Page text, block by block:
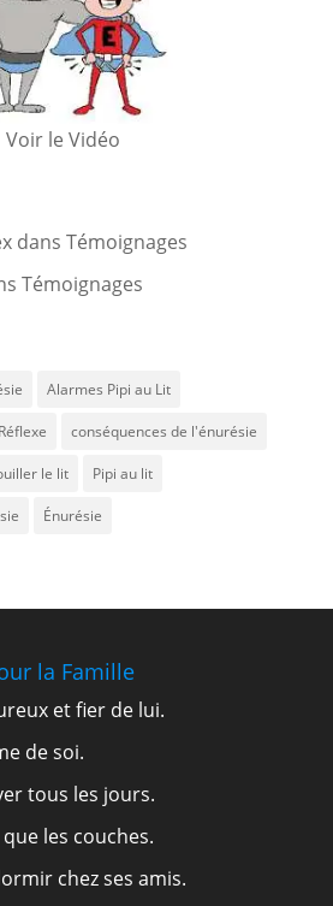
Voir le Vidéo
dans Témoignages
Témoignages
Alarmes Pipi au Lit
conséquences de l'énurésie
le lit Pipi au lit
Énurésie
la Famille
et fier de lui.
de soi.
tous les jours.
les couches.
chez ses amis.